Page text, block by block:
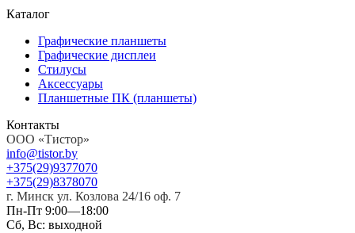
Каталог
Графические планшеты
Графические дисплеи
Стилусы
Аксессуары
Планшетные ПК (планшеты)
Контакты
ООО «Тистор»
info@tistor.by
+375(29)9377070
+375(29)8378070
г. Минск ул. Козлова 24/16 оф. 7
Пн-Пт 9:00—18:00
Сб, Вс: выходной